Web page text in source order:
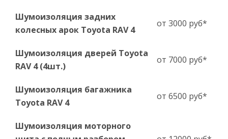
Шумоизоляция задних
колесных арок Toyota RAV 4
от 3000 руб*
Шумоизоляция дверей Toyota
RAV 4 (4шт.)
от 7000 руб*
Шумоизоляция багажника
Toyota RAV 4
от 6500 руб*
Шумоизоляция моторного